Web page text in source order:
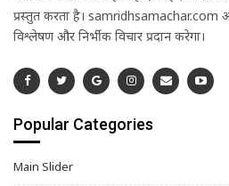
प्रस्तुत करता है। samridhsamachar.com
विश्लेषण और निर्भीक विचार प्रदान करेगा।
Popular Categories
Main Slider